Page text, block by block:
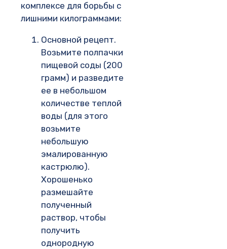
комплексе для борьбы с
лишними килограммами:
Основной рецепт.
Возьмите полпачки
пищевой соды (200
грамм) и разведите
ее в небольшом
количестве теплой
воды (для этого
возьмите
небольшую
эмалированную
кастрюлю).
Хорошенько
размешайте
полученный
раствор, чтобы
получить
однородную